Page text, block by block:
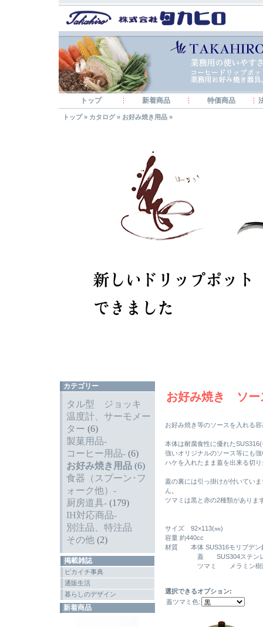
トップ 新着商品 特価商品
トップ» カタログ» お好み焼き用品 »
カテゴリー
タル型 ジョッキ
温度計、サーモメー
ター (6)
製菓用品-
コーヒー用品- (6)
お好み焼き用品 (6)
食器（スプーン･フ
ォーク他）-
厨房道具- (179)
IH対応商品-
別注品、特注品
その他 (2)
掲載雑誌
ピカイチ事典
通販生活
暮らしのデザイン
新着商品
お好み焼き ソ
お好み焼き等のソースを入れる
本体は耐腐食性に優れた
強いオリジナルのソース等にも
ハケを入れたまま蓋を出来る切
蓋の裏には引っ掛けが付いてい
ん。
ツマミは黒と赤の2種類がありま
サイズ 92×113(㎜)
容量 約440cc
材質 本体 SUS316モリブデン
蓋 SUS304ステンレ
ツマミ メラミン樹脂(
選択できるオプション:
蓋ツマミ色: